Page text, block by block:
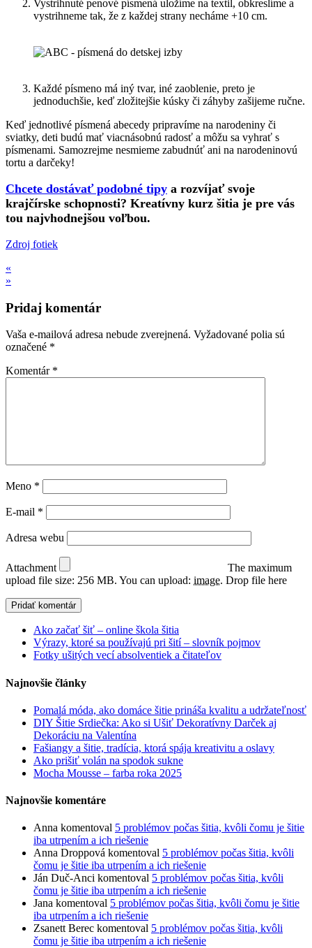
Vystrihnuté penové písmená uložíme na textil, obkreslíme a
vystrihneme tak, že z každej strany necháme +10 cm.
Každé písmeno má iný tvar, iné zaoblenie, preto je
jednoduchšie, keď zložitejšie kúsky či záhyby zašijeme ručne.
Keď jednotlivé písmená abecedy pripravíme na narodeniny či
sviatky, deti budú mať viacnásobnú radosť a môžu sa vyhrať s
písmenami. Samozrejme nesmieme zabudnúť ani na narodeninovú
tortu a darčeky!
Chcete dostávať podobné tipy a rozvíjať svoje
krajčírske schopnosti? Kreatívny kurz šitia je pre vás
tou najvhodnejšou voľbou.
Zdroj fotiek
«
»
Pridaj komentár
Vaša e-mailová adresa nebude zverejnená. Vyžadované polia sú
označené *
Komentár *
Meno *
E-mail *
Adresa webu
Attachment
The maximum
upload file size: 256 MB. You can upload: image. Drop file here
Ako začať šiť – online škola šitia
Výrazy, ktoré sa používajú pri šití – slovník pojmov
Fotky ušitých vecí absolventiek a čitateľov
Najnovšie články
Pomalá móda, ako domáce šitie prináša kvalitu a udržateľnosť
DIY Šitie Srdiečka: Ako si Ušiť Dekoratívny Darček aj
Dekoráciu na Valentína
Fašiangy a šitie, tradícia, ktorá spája kreativitu a oslavy
Ako prišiť volán na spodok sukne
Mocha Mousse – farba roka 2025
Najnovšie komentáre
Anna komentoval 5 problémov počas šitia, kvôli čomu je šitie
iba utrpením a ich riešenie
Anna Droppová komentoval 5 problémov počas šitia, kvôli
čomu je šitie iba utrpením a ich riešenie
Ján Duč-Anci komentoval 5 problémov počas šitia, kvôli
čomu je šitie iba utrpením a ich riešenie
Jana komentoval 5 problémov počas šitia, kvôli čomu je šitie
iba utrpením a ich riešenie
Zsanett Berec komentoval 5 problémov počas šitia, kvôli
čomu je šitie iba utrpením a ich riešenie